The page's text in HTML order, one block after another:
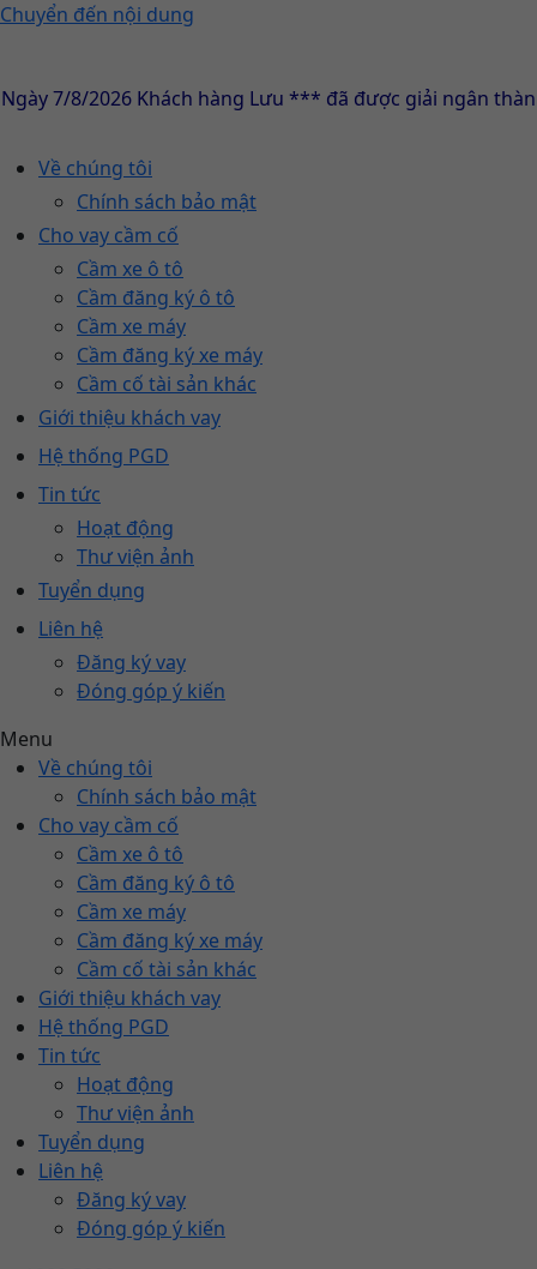
Chuyển đến nội dung
8/2026 Khách hàng Lưu *** đã được giải ngân thành
Về chúng tôi
Chính sách bảo mật
Cho vay cầm cố
Cầm xe ô tô
Cầm đăng ký ô tô
Cầm xe máy
Cầm đăng ký xe máy
Cầm cố tài sản khác
Giới thiệu khách vay
Hệ thống PGD
Tin tức
Hoạt động
Thư viện ảnh
Tuyển dụng
Liên hệ
Đăng ký vay
Đóng góp ý kiến
Menu
Về chúng tôi
Chính sách bảo mật
Cho vay cầm cố
Cầm xe ô tô
Cầm đăng ký ô tô
Cầm xe máy
Cầm đăng ký xe máy
Cầm cố tài sản khác
Giới thiệu khách vay
Hệ thống PGD
Tin tức
Hoạt động
Thư viện ảnh
Tuyển dụng
Liên hệ
Đăng ký vay
Đóng góp ý kiến